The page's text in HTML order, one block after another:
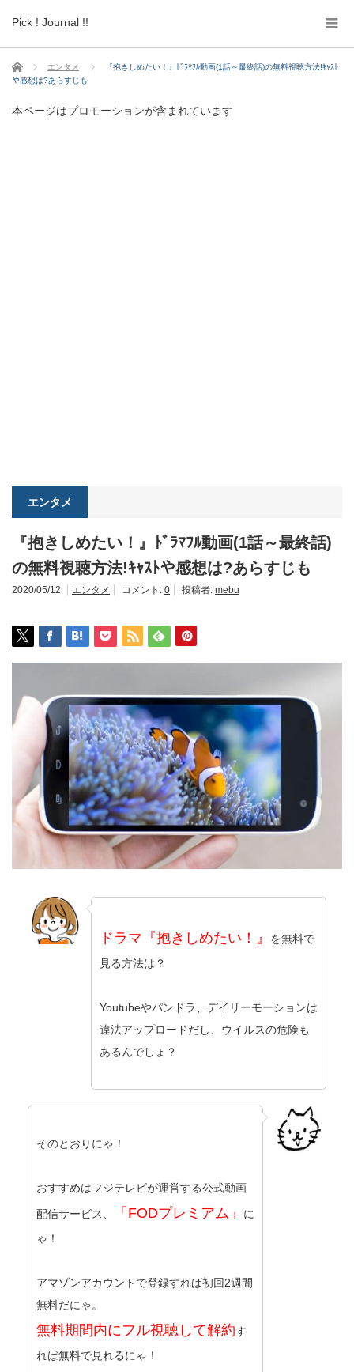
Pick ! Journal !!
ホーム エンタメ
『抱きしめたい！』ﾄﾞﾗﾏﾌﾙ動画(1話～最終話)の無料視聴方法!ｷｬｽﾄ
や感想は?あらすじも
本ページはプロモーションが含まれています
エンタメ
『抱きしめたい！』ﾄﾞﾗﾏﾌﾙ動画(1話～最終話)
の無料視聴方法!ｷｬｽﾄや感想は?あらすじも
2020/05/12 エンタメ コメント: 0 投稿者: mebu
ドラマ『抱きしめたい！』
を無料で
見る方法は？
Youtubeやパンドラ、デイリーモーションは
違法アップロードだし、ウイルスの危険も
あるんでしょ？
そのとおりにゃ！
おすすめはフジテレビが運営する公式動画
配信サービス、 「FODプレミアム」
に
ゃ！
アマゾンアカウントで登録すれば初回2週間
無料だにゃ。
無料期間内にフル視聴して解約す
れば無料で見れるにゃ！